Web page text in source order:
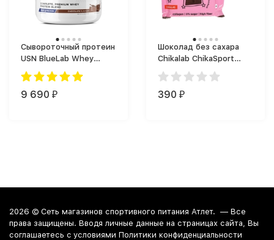
Сывороточный протеин
USN BlueLab Whey
(2000 г)
9 690 ₽
Шоколад без сахара
Chikalab ChikaSport
(100 г)
390 ₽
2026 © Сеть магазинов спортивного питания Атлет. — Все
права защищены. Вводя личные данные на страницах сайта, Вы
соглашаетесь c условиями Политики конфиденциальности